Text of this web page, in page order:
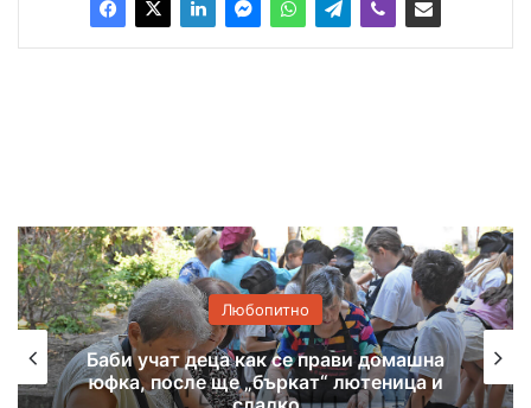
Любопитно
Баби учат деца как се прави домашна
юфка, после ще „бъркат“ лютеница и